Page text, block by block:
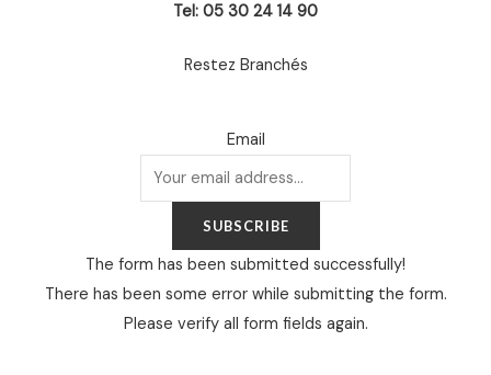
Tel: 05 30 24 14 90
Restez Branchés
Email
SUBSCRIBE
The form has been submitted successfully!
There has been some error while submitting the form.
Please verify all form fields again.